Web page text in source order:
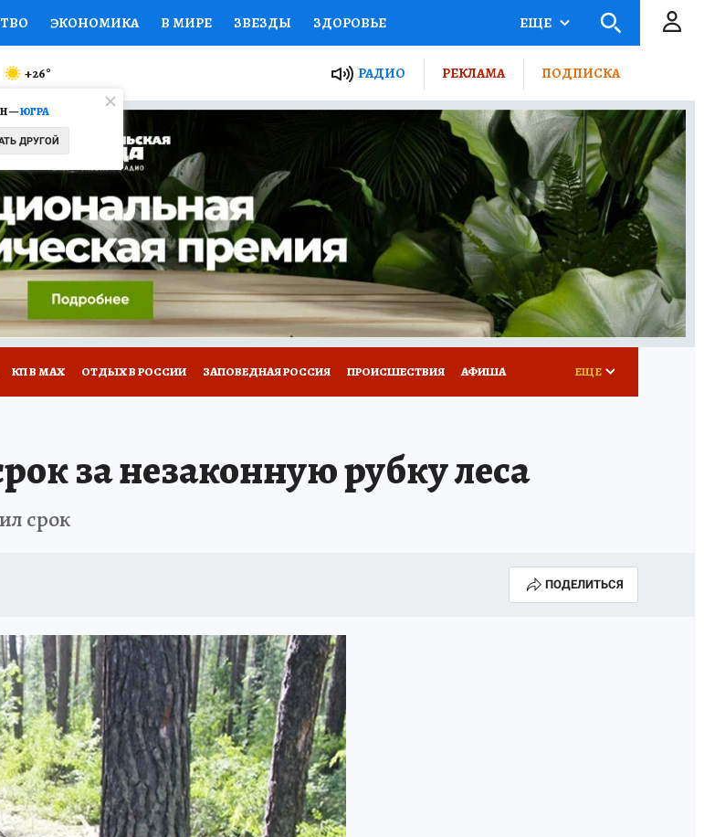
ЭКОНОМИКА В МИРЕ ЗВЕЗДЫ ЗДОРОВЬЕ
НАЦИОНАЛЬНЫЕ ПРОЕКТЫ РОССИИ
МИР СЕМЬЯ ЖЕНСКИЕ СЕКРЕТЫ ПУТЕВОДИТЕЛЬ
СЕРИАЛЫ СПЕЦПРОЕКТЫ ДЕФИЦИТ ЖЕЛЕЗА ТУРИЗМ
КОНКУРСЫ РАБОТА У НАС ГИД ПОТРЕБИТЕЛЯ ВСЕ О КП
ЕЩЕ
—ЮГРА
ДРУГОЙ
+26° РАДИО РЕКЛАМА ПОДПИСКА
КП В МАХ ОТДЫХ В РОССИИ ЗАПОВЕДНАЯ РОССИЯ ПРОИСШЕСТВИЯ АФИША ЕЩЕ
за незаконную рубку леса
срок
ПОДЕЛИТЬСЯ